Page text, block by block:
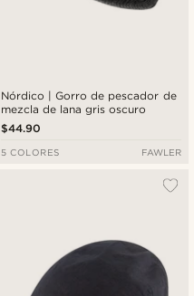
Nórdico | Gorro de pescador de
mezcla de lana gris oscuro
$44.90
5 COLORES FAWLER